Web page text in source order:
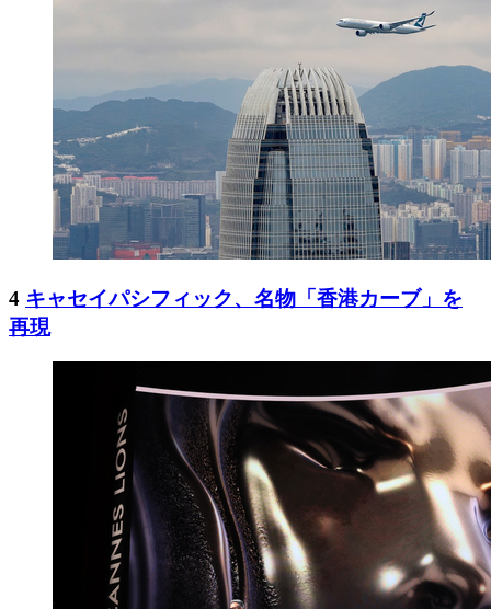
4 キャセイパシフィック、名物「香港カーブ」を
再現